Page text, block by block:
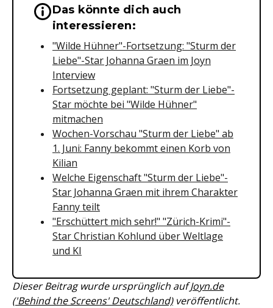
Wichtige Hinweise &
Das könnte dich auch
interessieren:
"Wilde Hühner"-Fortsetzung: "Sturm der
Liebe"-Star Johanna Graen im Joyn
Interview
Fortsetzung geplant: "Sturm der Liebe"-
Star möchte bei "Wilde Hühner"
mitmachen
Wochen-Vorschau "Sturm der Liebe" ab
1. Juni: Fanny bekommt einen Korb von
Kilian
Welche Eigenschaft "Sturm der Liebe"-
Star Johanna Graen mit ihrem Charakter
Fanny teilt
"Erschüttert mich sehr!" "Zürich-Krimi"-
Star Christian Kohlund über Weltlage
und KI
Dieser Beitrag wurde ursprünglich aufJoyn.de
('Behind the Screens' Deutschland)veröffentlicht.